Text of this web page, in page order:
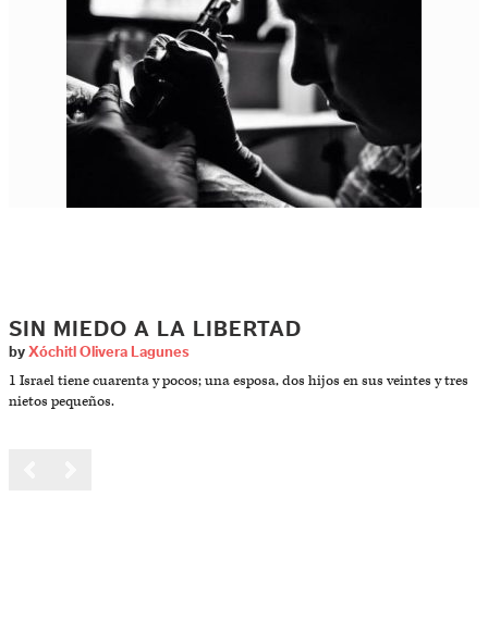
SIN MIEDO A LA LIBERTAD
by Xóchitl Olivera Lagunes
1 Israel tiene cuarenta y pocos; una esposa, dos hijos en sus veintes y tres
nietos pequeños.